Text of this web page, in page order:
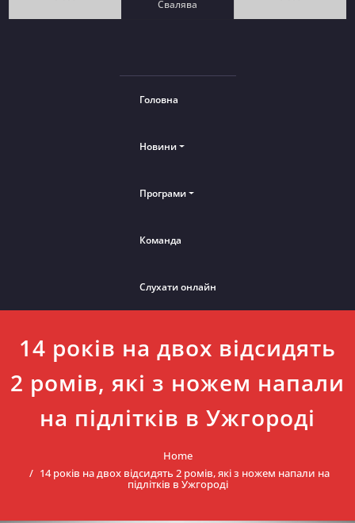
Cвалява
Головна
Новини
Програми
Команда
Слухати онлайн
14 років на двох відсидять
2 ромів, які з ножем напали
на підлітків в Ужгороді
Home
14 років на двох відсидять 2 ромів, які з ножем напали на
підлітків в Ужгороді